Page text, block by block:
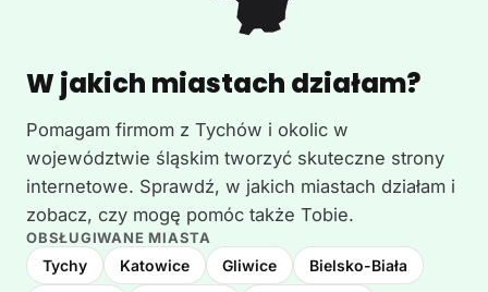
W jakich miastach działam?
Pomagam firmom z Tychów i okolic w
województwie śląskim tworzyć skuteczne strony
internetowe. Sprawdź, w jakich miastach działam i
zobacz, czy mogę pomóc także Tobie.
OBSŁUGIWANE MIASTA
Tychy Katowice Gliwice Bielsko-Biała